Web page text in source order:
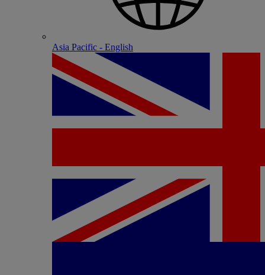
Asia Pacific - English